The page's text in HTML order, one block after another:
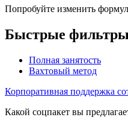
Попробуйте изменить
Быстрые фильтры
Полная занятость
Вахтовый метод
Корпоративная поддержка
Какой соцпакет вы